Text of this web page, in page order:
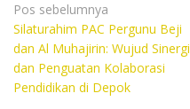
b
o
o
er s
A
p
y
Li
n
Navigasi
pos
Pos sebelumnya
Silaturahim PAC Pergunu Beji
dan Al Muhajirin: Wujud Sinergi
dan Penguatan Kolaborasi
Pendidikan di Depok